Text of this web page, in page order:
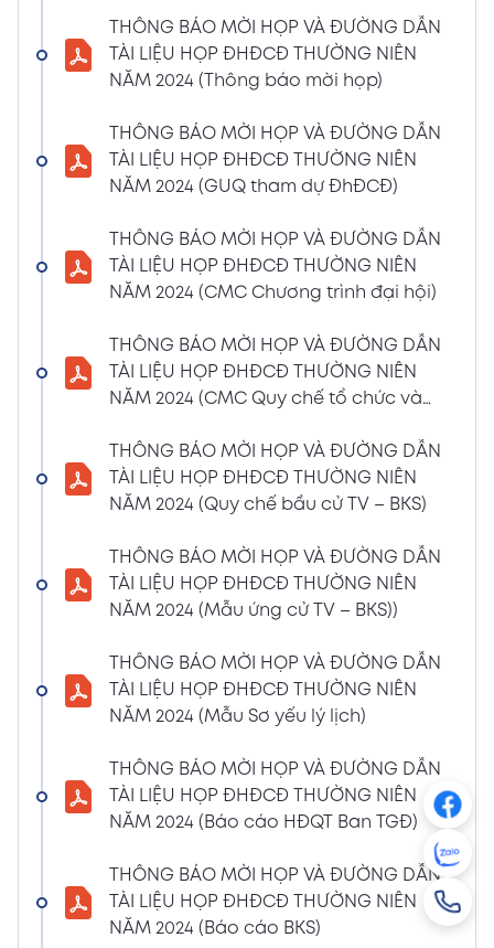
Thùy Giang và bà Nguyễn Hồng Oanh
04/03/2024
11:29 AM
hiện quyền tham dự ĐHĐCĐ thường niên
năm 2024
Xem PDF
30/01/2024
BÁO CÁO TÌNH HÌNH QUẢN TRỊ NĂM 2023
17/01/2024
Nghị quyết HĐQT số 02 về việc CMC thông
qua việc chốt ngày đăng ký cuối cùng để
thực hiện quyền nhận lãi Trái Phiếu
Xem PDF
NGHỊ QUYẾT SỐ 01/2024/NQ-HĐQT VỀ VIỆC
GÓP VỐN THÀNH LẬP CÔNG TY TNHH ĐẦU
08/01/2024
4:38 PM
CHỨNG NHẬN ĐĂNG KÝ HOẠT ĐỘNG CHI
NHÁNH MÃ SỐ 2600106523-002
Xem PDF
04/01/2024
CBTT VỀ QUYẾT ĐỊNH MIỄN NHIỆM PTGĐ
04/01/2024
CBTT VỀ QUYẾT ĐỊNH BỔ NHIỆM PTGĐ KHỐI
HỖ TRỢ
Xem PDF
18/12/2023
4:48 PM
THÔNG BÁO MỜI HỌP VÀ ĐƯỜNG DẪN
TÀI LIỆU HỌP ĐHĐCĐ THƯỜNG NIÊN
NĂM 2024 (Thông báo mời họp)
THÔNG BÁO MỜI HỌP VÀ ĐƯỜNG DẪN
TÀI LIỆU HỌP ĐHĐCĐ THƯỜNG NIÊN
NĂM 2024 (GUQ tham dự ĐhĐCĐ)
THÔNG BÁO MỜI HỌP VÀ ĐƯỜNG DẪN
TÀI LIỆU HỌP ĐHĐCĐ THƯỜNG NIÊN
NĂM 2024 (CMC Chương trình đại hội)
THÔNG BÁO MỜI HỌP VÀ ĐƯỜNG DẪN
TÀI LIỆU HỌP ĐHĐCĐ THƯỜNG NIÊN
NĂM 2024 (CMC Quy chế tổ chức và
THÔNG BÁO MỜI HỌP VÀ ĐƯỜNG DẪN
TÀI LIỆU HỌP ĐHĐCĐ THƯỜNG NIÊN
NĂM 2024 (Quy chế bầu cử TV – BKS)
THÔNG BÁO MỜI HỌP VÀ ĐƯỜNG DẪN
TÀI LIỆU HỌP ĐHĐCĐ THƯỜNG NIÊN
NĂM 2024 (Mẫu ứng cử TV – BKS))
THÔNG BÁO MỜI HỌP VÀ ĐƯỜNG DẪN
TÀI LIỆU HỌP ĐHĐCĐ THƯỜNG NIÊN
NĂM 2024 (Mẫu Sơ yếu lý lịch)
THÔNG BÁO MỜI HỌP VÀ ĐƯỜNG DẪN
TÀI LIỆU HỌP ĐHĐCĐ THƯỜNG NIÊN
NĂM 2024 (Báo cáo HĐQT Ban TGĐ)
THÔNG BÁO MỜI HỌP VÀ ĐƯỜNG DẪN
TÀI LIỆU HỌP ĐHĐCĐ THƯỜNG NIÊN
NĂM 2024 (Báo cáo BKS)